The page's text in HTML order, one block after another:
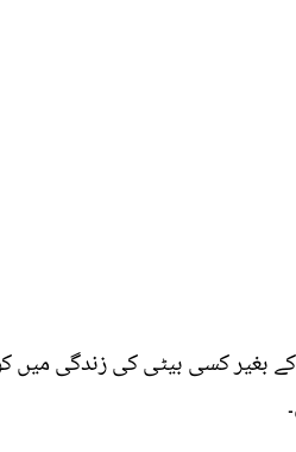
کے بغیر کسی بیٹی کی زندگی